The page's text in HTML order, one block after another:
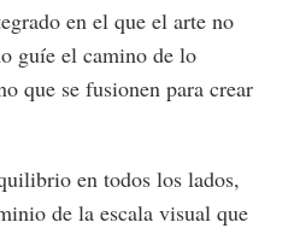
en el que el arte no
guíe el camino de lo
que se fusionen para crear
en todos los lados,
de la escala visual que